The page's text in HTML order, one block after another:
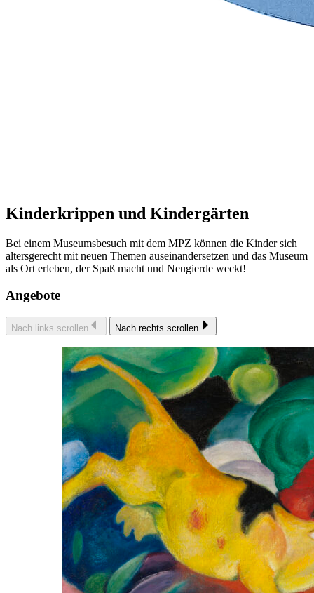
Kinderkrippen und Kindergärten
Bei einem Museumsbesuch mit dem MPZ können die Kinder sich
altersgerecht mit neuen Themen auseinandersetzen und das Museum
als Ort erleben, der Spaß macht und Neugierde weckt!
Angebote
Nach links scrollen Nach rechts scrollen